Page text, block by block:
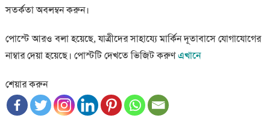
সতর্কতা অবলম্বন করুন।
পোস্টে আরও বলা হয়েছে, যাত্রীদের সাহায্যে মার্কিন দূতাবাসে যোগাযোগের
নাম্বার দেয়া হয়েছে। পোস্টটি দেখতে ভিজিট করুণএখানে
শেয়ার করুন